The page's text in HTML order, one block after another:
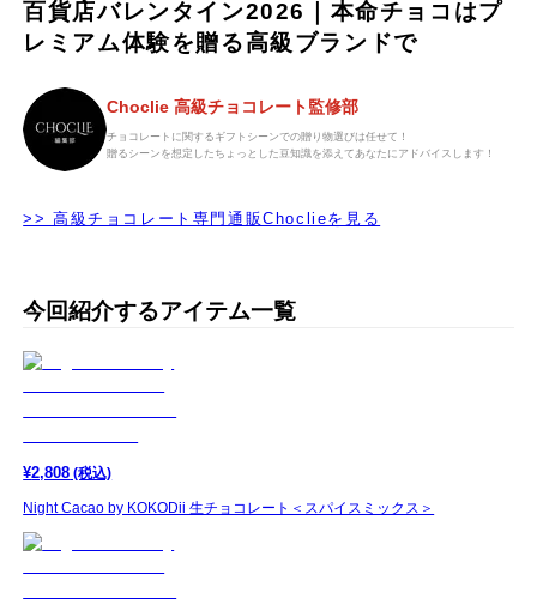
百貨店バレンタイン2026｜本命チョコはプ
レミアム体験を贈る高級ブランドで
Choclie 高級チョコレート監修部
チョコレートに関するギフトシーンでの贈り物選びは任せて！
贈るシーンを想定したちょっとした豆知識を添えてあなたにアドバイスします！
>> 高級チョコレート専門通販Choclieを見る
今回紹介するアイテム一覧
¥2,808 (税込)
Night Cacao by KOKODii 生チョコレート＜スパイスミックス＞